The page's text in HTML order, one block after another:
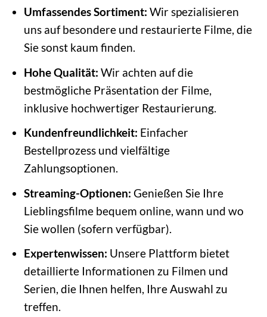
Umfassendes Sortiment: Wir spezialisieren
uns auf besondere und restaurierte Filme, die
Sie sonst kaum finden.
Hohe Qualität: Wir achten auf die
bestmögliche Präsentation der Filme,
inklusive hochwertiger Restaurierung.
Kundenfreundlichkeit: Einfacher
Bestellprozess und vielfältige
Zahlungsoptionen.
Streaming-Optionen: Genießen Sie Ihre
Lieblingsfilme bequem online, wann und wo
Sie wollen (sofern verfügbar).
Expertenwissen: Unsere Plattform bietet
detaillierte Informationen zu Filmen und
Serien, die Ihnen helfen, Ihre Auswahl zu
treffen.